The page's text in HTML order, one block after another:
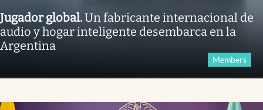
Jugador global.Un fabricante internacional de
audio y hogar inteligente desembarca en la
Argentina
Members